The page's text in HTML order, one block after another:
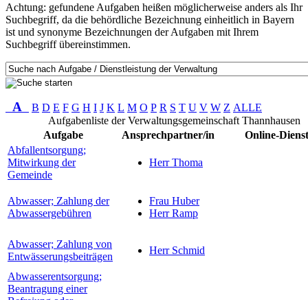
Achtung: gefundene Aufgaben heißen möglicherweise anders als Ihr
Suchbegriff, da die behördliche Bezeichnung einheitlich in Bayern
ist und synonyme Bezeichnungen der Aufgaben mit Ihrem
Suchbegriff übereinstimmen.
A B D E F G H I J K L M O P R S T U V W Z ALLE
Aufgabenliste der Verwaltungsgemeinschaft Thannhausen
Aufgabe
Ansprechpartner/in
Online-
Abfallentsorgung;
Mitwirkung der
Gemeinde
Herr Thoma
Abwasser; Zahlung der
Abwassergebühren
Frau Huber
Herr Ramp
Abwasser; Zahlung von
Entwässerungsbeiträgen
Herr Schmid
Abwasserentsorgung;
Beantragung einer